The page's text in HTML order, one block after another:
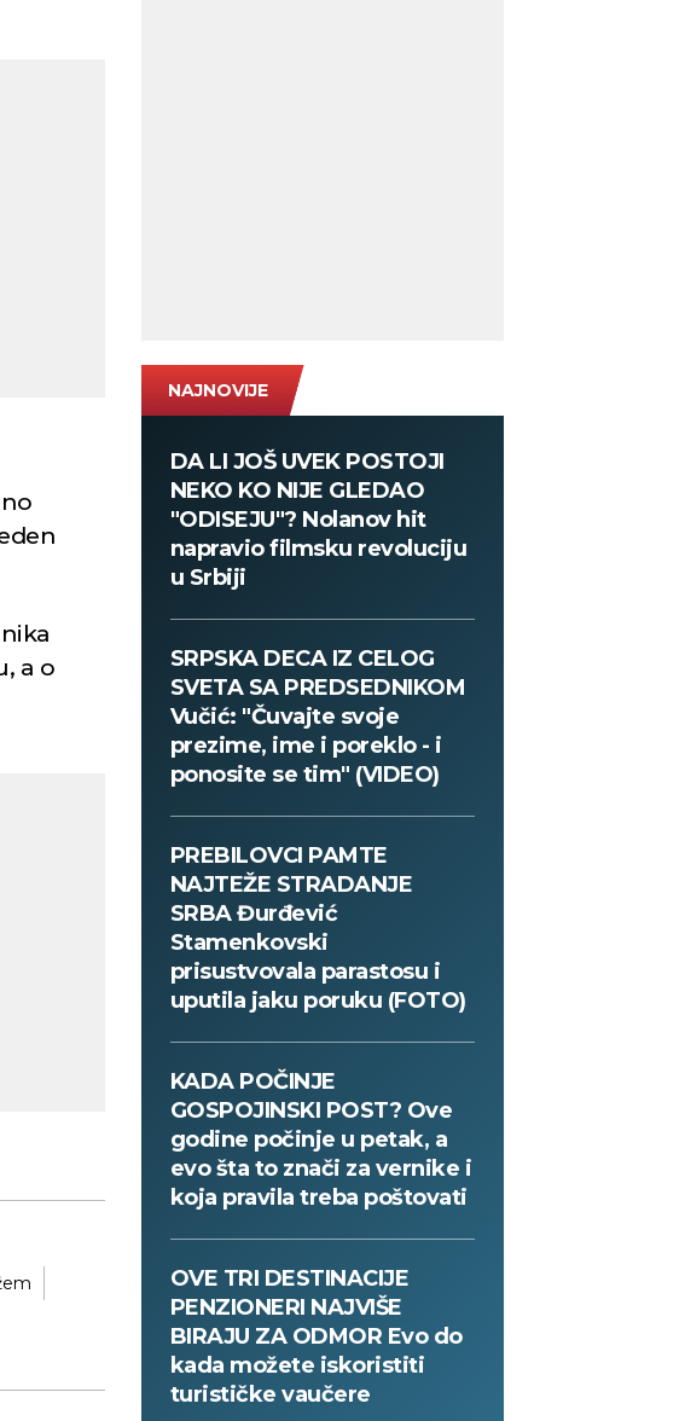
a o
NAJNOVIJE
DA LI JOŠ UVEK POSTOJI
NEKO KO NIJE GLEDAO
"ODISEJU"? Nolanov hit
napravio filmsku revoluciju
u Srbiji
SRPSKA DECA IZ CELOG
SVETA SA PREDSEDNIKOM
Vučić: "Čuvajte svoje
prezime, ime i poreklo - i
ponosite se tim" (VIDEO)
PREBILOVCI PAMTE
NAJTEŽE STRADANJE
SRBA Đurđević
Stamenkovski
prisustvovala parastosu i
uputila jaku poruku (FOTO)
KADA POČINJE
GOSPOJINSKI POST? Ove
godine počinje u petak, a
evo šta to znači za vernike i
koja pravila treba poštovati
OVE TRI DESTINACIJE
PENZIONERI NAJVIŠE
BIRAJU ZA ODMOR Evo do
kada možete iskoristiti
turističke vaučere